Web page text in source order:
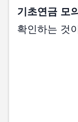
기초연금 모
확인하는 것